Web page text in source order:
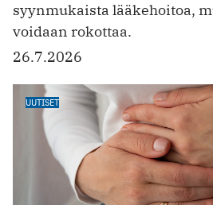
syynmukaista lääkehoitoa,
voidaan rokottaa.
26.7.2026
UUTISET